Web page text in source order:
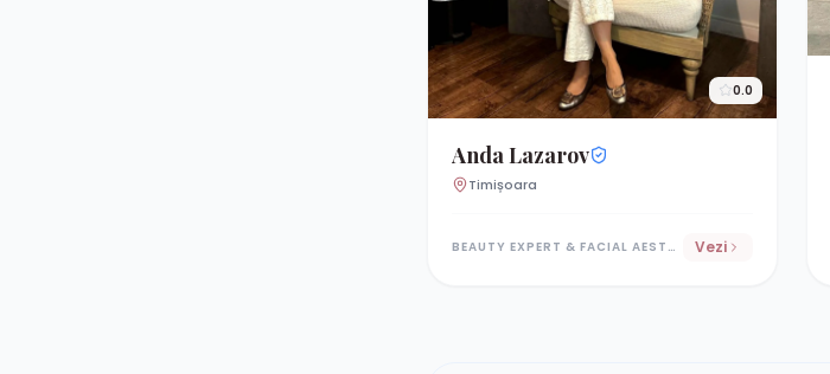
0.0
Anda Lazarov
Timișoara
BEAUTY EXPERT & FACIAL AESTHETICS SPECIALIST Vezi